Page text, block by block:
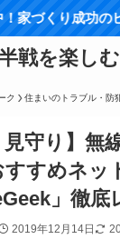
のヒントはこち
戦を楽し
ク 住まいのトラブル・防
見守り】無
すすめネッ
」徹底
2019年12月14日